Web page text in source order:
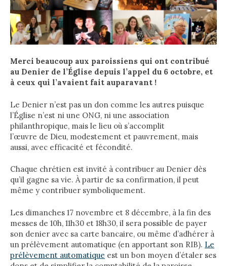
Merci beaucoup aux paroissiens qui ont contribué
au Denier de l’Église depuis l’appel du 6 octobre, et
à ceux qui l’avaient fait auparavant !
Le Denier n’est pas un don comme les autres puisque
l’Église n’est ni une ONG, ni une association
philanthropique, mais le lieu où s’accomplit
l’œuvre de Dieu, modestement et pauvrement, mais
aussi, avec efficacité et fécondité.
Chaque chrétien est invité à contribuer au Denier dès
qu’il gagne sa vie. À partir de sa confirmation, il peut
même y contribuer symboliquement.
Les dimanches 17 novembre et 8 décembre, à la fin des
messes de 10h, 11h30 et 18h30, il sera possible de payer
son denier avec sa carte bancaire, ou même d’adhérer à
un prélèvement automatique (en apportant son RIB). Le
prélèvement automatique est un bon moyen d’étaler ses